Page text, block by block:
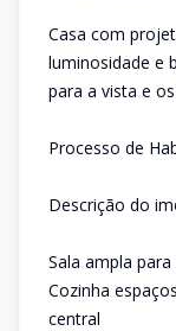
Casa com
luminosidade e
para a vista e
Processo de
Descrição do
Sala ampla
Cozinha
central